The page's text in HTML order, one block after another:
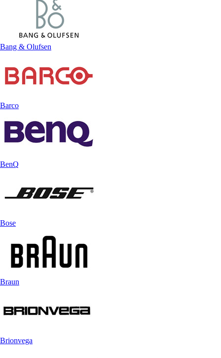
Bang & Olufsen
Barco
BenQ
Bose
Braun
Brionvega